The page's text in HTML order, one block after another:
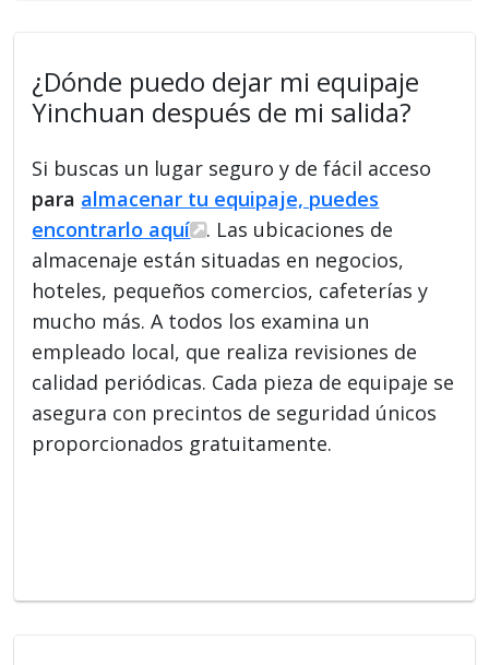
¿Dónde puedo dejar mi equipaje
Yinchuan después de mi salida?
Si buscas un lugar seguro y de fácil acceso
para almacenar tu equipaje, puedes
encontrarlo aquí
. Las ubicaciones de
almacenaje están situadas en negocios,
hoteles, pequeños comercios, cafeterías y
mucho más. A todos los examina un
empleado local, que realiza revisiones de
calidad periódicas. Cada pieza de equipaje se
asegura con precintos de seguridad únicos
proporcionados gratuitamente.